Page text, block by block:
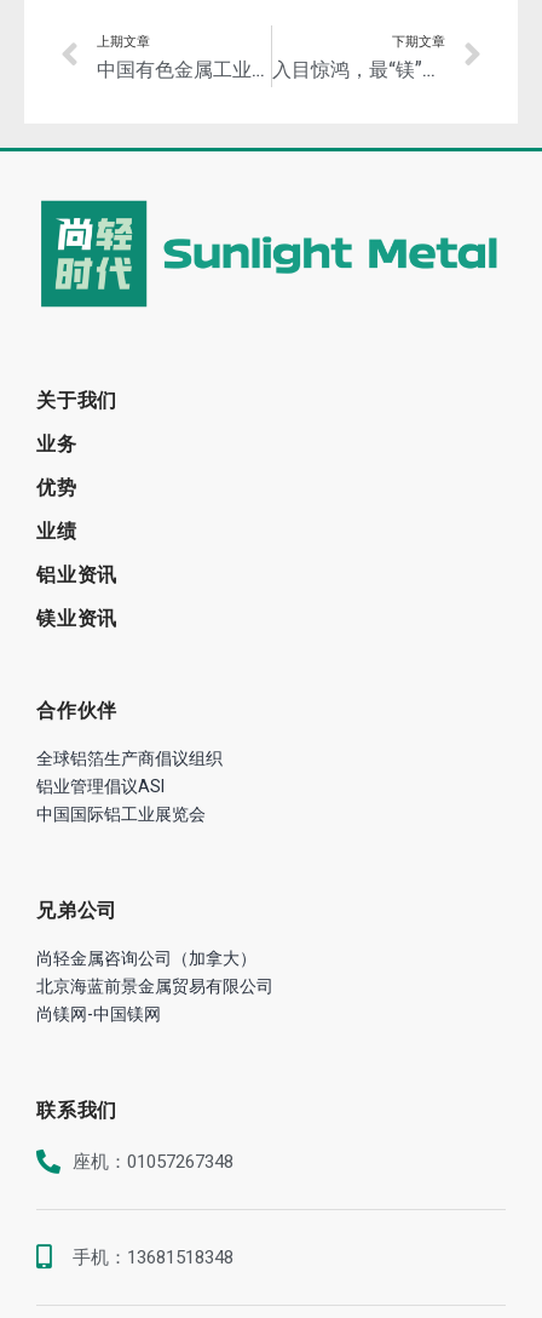
关于我们
合作伙伴
中国国际铝工业展览会
兄弟公司
尚镁网-中国镁网
联系我们
手机：13681518348
地址：北京市海淀区世纪城晴波园7-1-B1A